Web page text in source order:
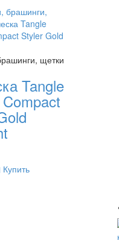
щетки
Tangle
Купить